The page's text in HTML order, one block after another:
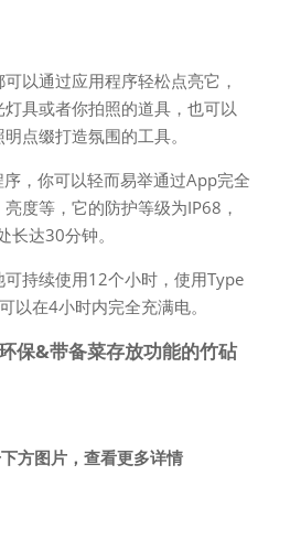
以通过应用程序轻松点亮它，
具或者你拍照的道具，也可以
点缀打造氛围的工具。
，你可以轻而易举通过App完全
度等，它的防护等级为IP68，
达30分钟。
持续使用12个小时，使用Type
以在4小时内完全充满电。
保&带备菜存放功能的竹砧
方图片，查看更多详情